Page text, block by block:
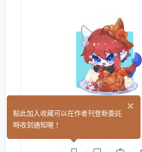
丸子鹿可
×
點此加入收藏可以在作者刊登新委託
時收到通知喔！